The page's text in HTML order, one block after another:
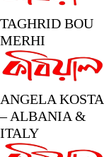
TAGHRID BOU
MERHI
ANGELA KOSTA
– ALBANIA &
ITALY